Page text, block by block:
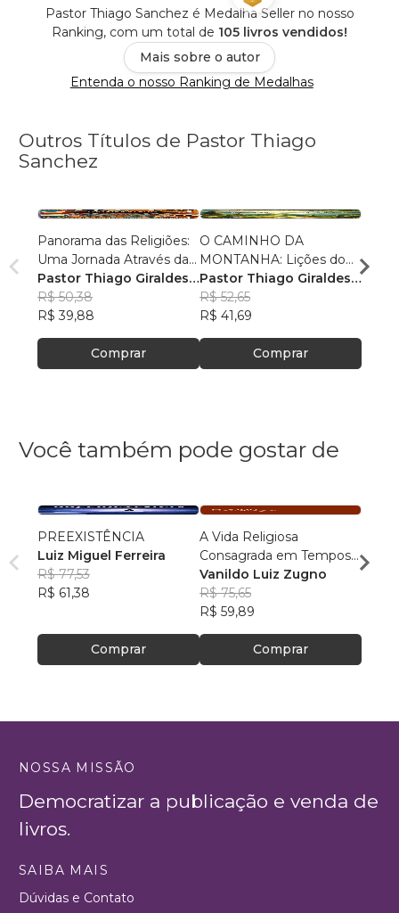
Pastor Thiago Sanchez é Medalha Seller no nosso
Ranking, com um total de 105 livros vendidos!
Mais sobre o autor
Entenda o nosso Ranking de Medalhas
Outros Títulos de Pastor Thiago
Sanchez
Panorama das Religiões:
Uma Jornada Através da
Diversidade Espiritual
Pastor Thiago Giraldes
Sanchez
R$ 50,38
R$ 39,88
Comprar
O CAMINHO DA
MONTANHA: Lições do
Sermão de Jesus
Pastor Thiago Giraldes
Sanchez
R$ 52,65
R$ 41,69
Comprar
O
no
Você também pode gostar de
PREEXISTÊNCIA
Luiz Miguel Ferreira
R$ 77,53
R$ 61,38
Comprar
A Vida Religiosa
Consagrada em Tempos
de Papa Francisco
Vanildo Luiz Zugno
R$ 75,65
R$ 59,89
Comprar
NOSSA MISSÃO
Democratizar a publicação e venda de
livros.
SAIBA MAIS
Dúvidas e Contato